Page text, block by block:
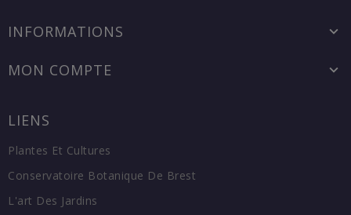
INFORMATIONS
MON COMPTE
LIENS
Plantes Et Cultures
Conservatoire Botanique De Brest
L'art Des Jardins